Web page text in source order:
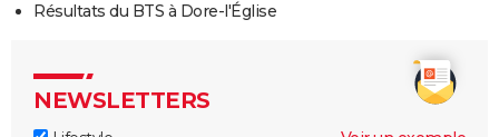
Résultats du BTS à Dore-l'Église
NEWSLETTERS